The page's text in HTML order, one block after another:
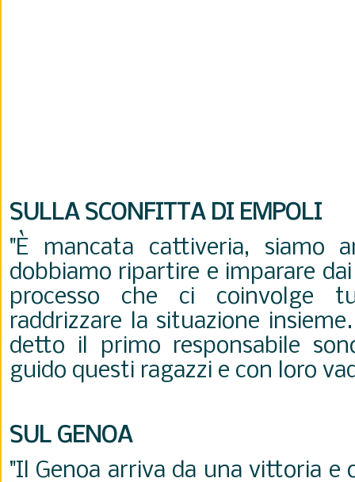
SULLA SCONFITTA DI EMPOLI
"È mancata cattiveria, siamo
dobbiamo ripartire e imparare
processo che ci coinvolge
raddrizzare la situazione
detto il primo responsabile
guido questi ragazzi e con loro
SUL GENOA
"Il Genoa arriva da una vittoria e